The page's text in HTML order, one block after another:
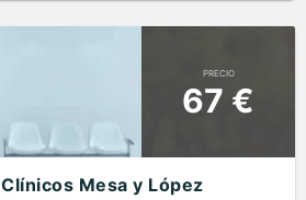
PRECIO
67 €
Mesa y López